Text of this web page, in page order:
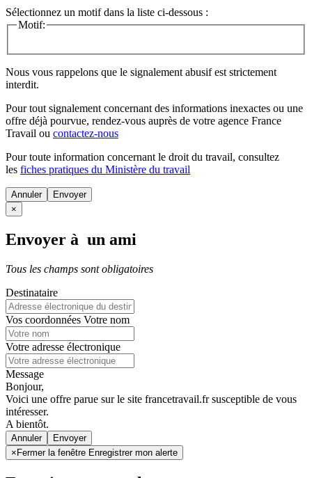
Sélectionnez un motif dans la liste ci-dessous :
Motif:
Nous vous rappelons que le signalement abusif est strictement
interdit.
Pour tout signalement concernant des informations inexactes ou une
offre déjà pourvue, rendez-vous auprès de votre agence France
Travail ou contactez-nous
Pour toute information concernant le droit du travail, consultez
les fiches pratiques du Ministère du travail
Annuler
×
Envoyer à un ami
Tous les champs sont obligatoires
Destinataire
Vos coordonnées Votre nom
Votre adresse électronique
Message
Bonjour,
Voici une offre parue sur le site francetravail.fr susceptible de vous
intéresser.
A bientôt.
Annuler
× Fermer la fenêtre Enregistrer mon alerte